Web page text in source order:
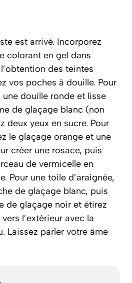
est arrivé. Incorporez
colorant en gel dans
des teintes
vos poches à douille. Pour
douille ronde et lisse
de glaçage blanc (non
deux yeux en sucre. Pour
le glaçage orange et une
créer une rosace, puis
de vermicelle en
Pour une toile d’araignée,
de glaçage blanc, puis
de glaçage noir et étirez
l’extérieur avec la
Laissez parler votre âme